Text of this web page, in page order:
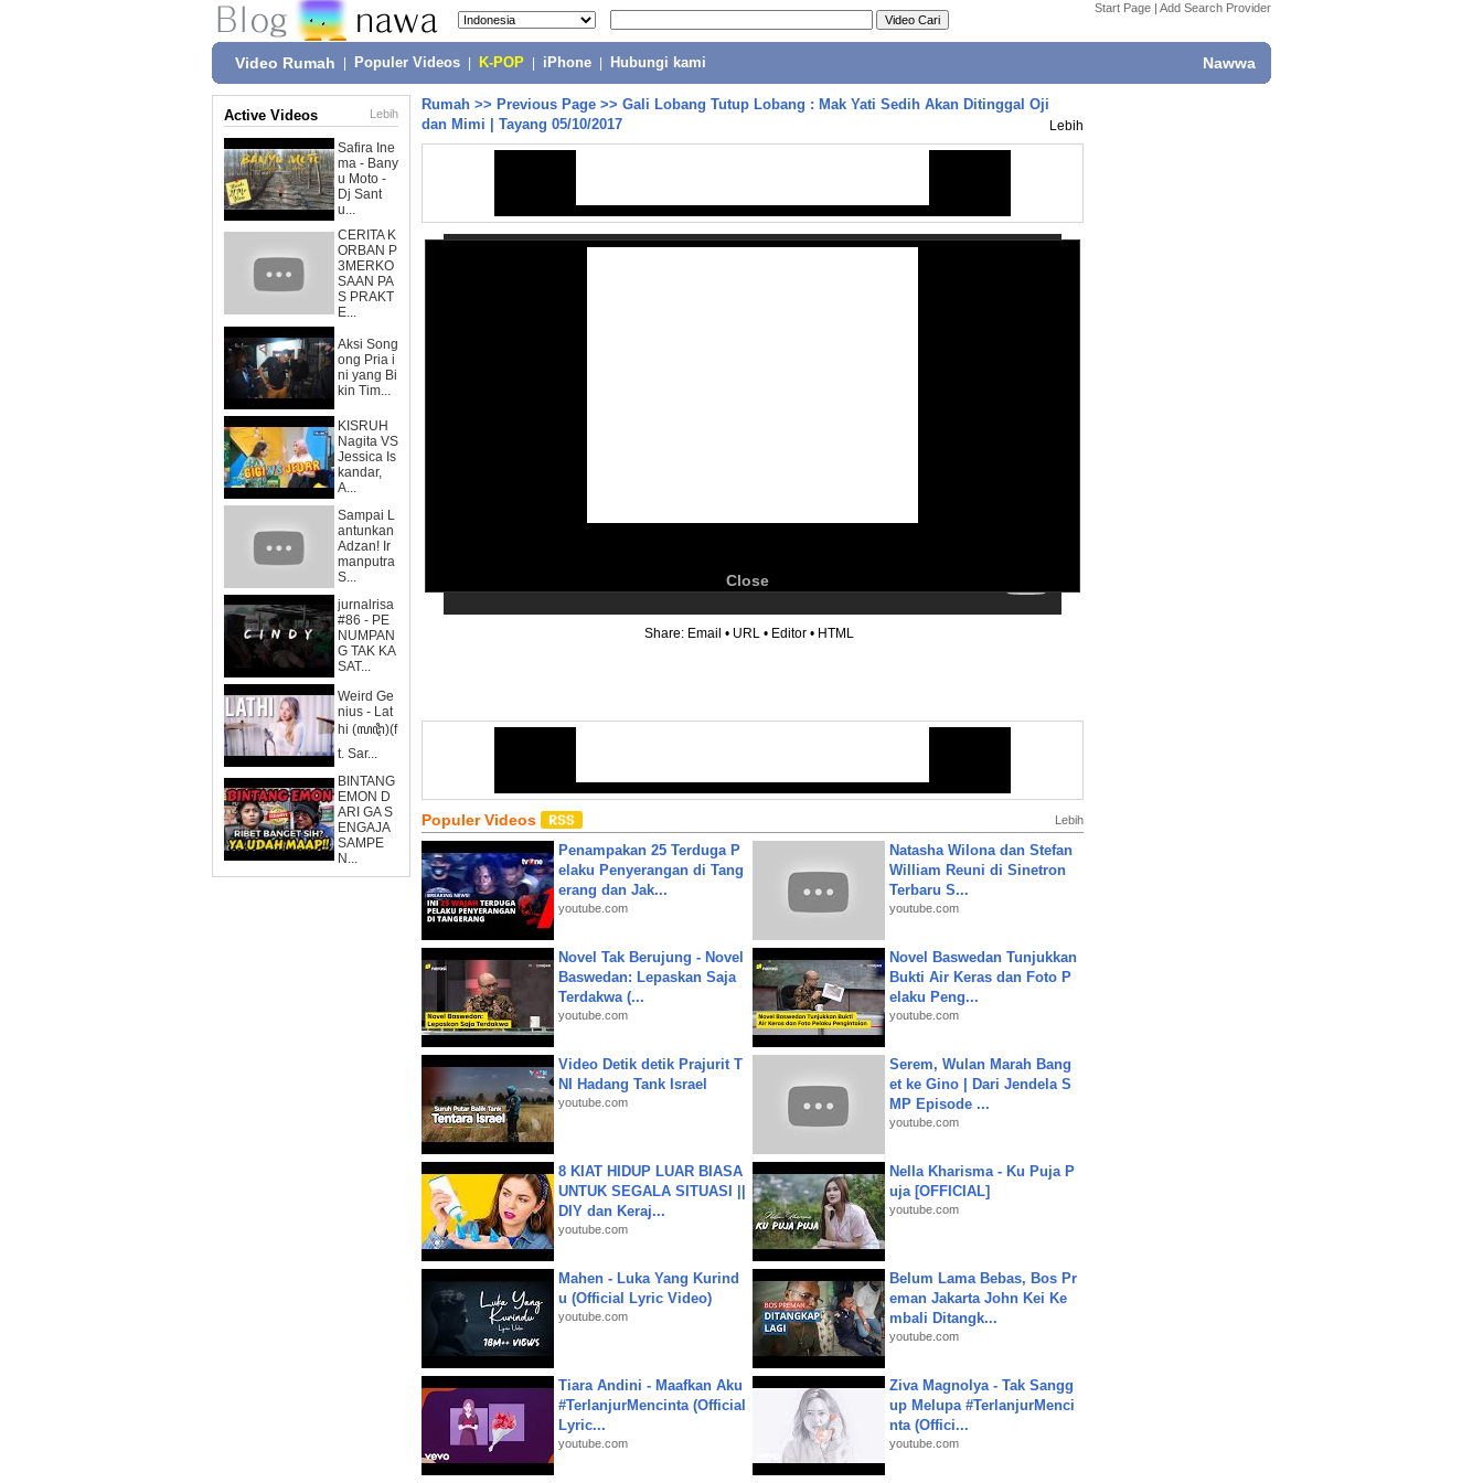
Start Page | Add Search Provider
Video Rumah Populer Videos K-POP iPhone Hubungi kami Nawwa
Active Videos Lebih
Safira Ine
ma - Bany
u Moto -
Dj Sant
u...
CERITA K
ORBAN P
3MERKO
SAAN PA
S PRAKT
E...
Aksi Song
ong Pria i
ni yang Bi
kin Tim...
KISRUH
Nagita VS
Jessica Is
kandar,
A...
Sampai L
antunkan
Adzan! Ir
manputra
S...
jurnalrisa
#86 - PE
NUMPAN
G TAK KA
SAT...
Weird Ge
nius - Lat
hi (ꦭꦛꦶ)(f
t. Sar...
BINTANG
EMON D
ARI GA S
ENGAJA
SAMPE
N...
Rumah >> Previous Page >> Gali Lobang Tutup Lobang : Mak Yati Sedih Akan Ditinggal Oji
dan Mimi | Tayang 05/10/2017
Lebih
Close
Share: Email • URL • Editor • HTML
Populer Videos Lebih
Penampakan 25 Terduga P
elaku Penyerangan di Tang
erang dan Jak...
youtube.com
Natasha Wilona dan Stefan
William Reuni di Sinetron
Terbaru S...
youtube.com
Novel Tak Berujung - Novel
Baswedan: Lepaskan Saja
Terdakwa (...
youtube.com
Novel Baswedan Tunjukkan
Bukti Air Keras dan Foto P
elaku Peng...
youtube.com
Video Detik detik Prajurit T
NI Hadang Tank Israel
youtube.com
Serem, Wulan Marah Bang
et ke Gino | Dari Jendela S
MP Episode ...
youtube.com
8 KIAT HIDUP LUAR BIASA
UNTUK SEGALA SITUASI ||
DIY dan Keraj...
youtube.com
Nella Kharisma - Ku Puja P
uja [OFFICIAL]
youtube.com
Mahen - Luka Yang Kurind
u (Official Lyric Video)
youtube.com
Belum Lama Bebas, Bos Pr
eman Jakarta John Kei Ke
mbali Ditangk...
youtube.com
Tiara Andini - Maafkan Aku
#TerlanjurMencinta (Official
Lyric...
youtube.com
Ziva Magnolya - Tak Sangg
up Melupa #TerlanjurMenci
nta (Offici...
youtube.com